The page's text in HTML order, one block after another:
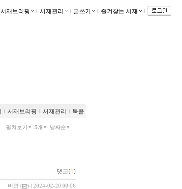
서재브리핑 ｌ 서재관리 ｌ 글쓰기 ｌ 즐겨찾는 서재 ｌ
ｌ 서재브리핑 ｌ 서재관리 ｌ 북플
펼쳐보기 5개 날짜순
댓글(1)
비연 ( ) l 2024-02-20 00:06